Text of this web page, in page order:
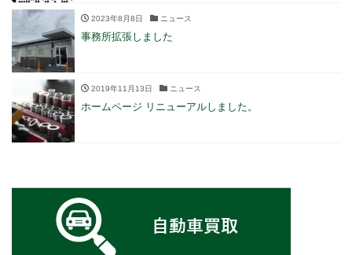
2023年8月8日 ニュース
事務所拡張しました
2019年11月13日 ニュース
ホームページ リニューアルしました。